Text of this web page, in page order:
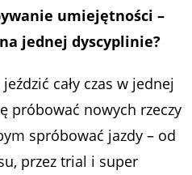
umiejętności –
jednej dyscyplinie?
cały czas w jednej
próbować nowych rzeczy
spróbować jazdy – od
przez trial i super